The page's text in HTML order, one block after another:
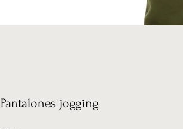
Pantalones jogging